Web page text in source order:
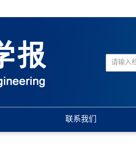
联系我们